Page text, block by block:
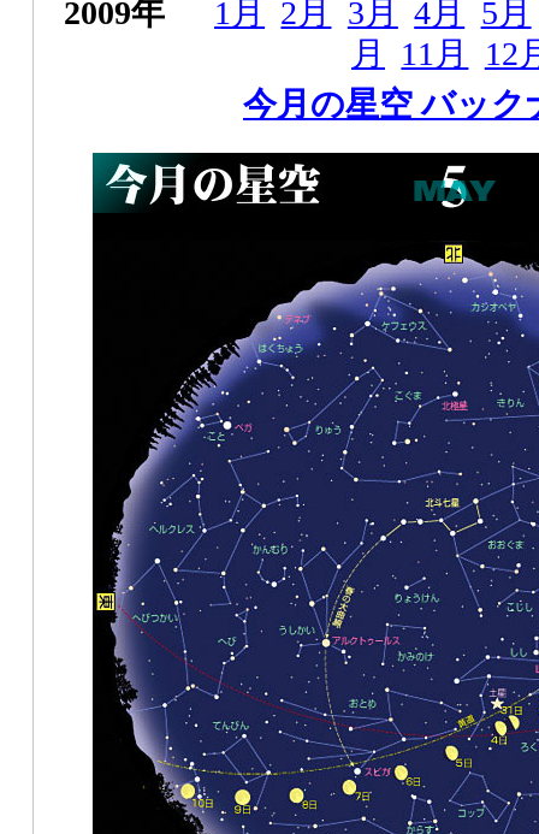
2009年 1月 2月 3月 4月
5月
月
11月
12
今月の星空 バック